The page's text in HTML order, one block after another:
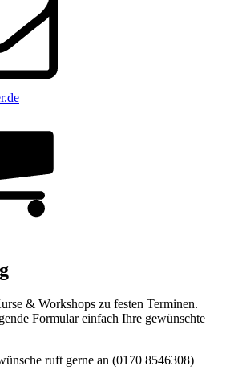
& Workshops zu festen Terminen.
Formular einfach Ihre gewünschte
ruft gerne an (0170 8546308)